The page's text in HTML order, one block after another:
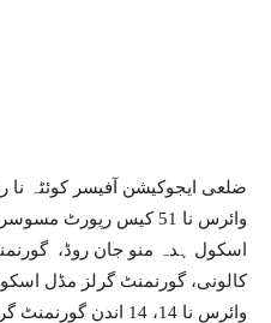
ضلعی ایجوکیشن آفیسر کوئٹہ نا
وائرس نا 51 کیس رپورٹ
اسکول ہدہ منو جان روڈ،
کالونی، گورنمنٹ گرلز مڈل
وائرس نا 14، 14